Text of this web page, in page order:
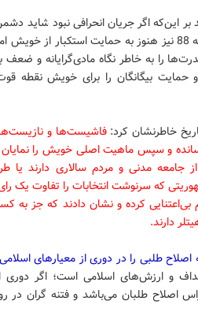
بر این‌که اگر جریان انحرافی نبود شاید
بودن فتنه امیدی نمی‌بست، گفت: عوامل فتنه 88 نیز هنوز به حمایت استکبار
را به خاطر نگاه مادی‌گرایانه و ضعف
بیگانگان را برای خویش نقطه قوت
خاطرنشان کرد:فاشیست‌ها و
و سپس ماهیت اصلی خویش را نمایان
جامعه مدنی و مردم سالاری دارند یا
که سرنوشت انتخابات را تفاوت یک
بی‌اعتنایی کرده و نشان دادند که جز به
دارند.
اصلاح طلبی را در دوری از معیارهای
و ارزش‌های اسلامی است؛ اگر دوری
اصلاح طلبان می‌باشد و فتنه گران در